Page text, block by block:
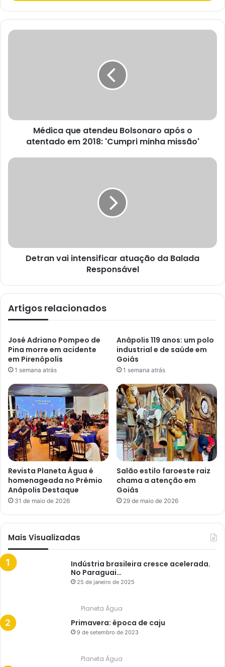
u
e
e
Médica que atendeu Bolsonaro após o
atentado em 2018: 'Cumpri minha missão'
Detran vai intensificar atuação da Balada
Responsável
Artigos relacionados
José Adriano Pompeo de
Pina morre em acidente
em Pirenópolis
1 semana atrás
Anápolis 119 anos: um polo
industrial e de saúde em
Goiás
1 semana atrás
Revista Planeta Água é
homenageada no Prêmio
Anápolis Destaque
31 de maio de 2026
Salão estilo faroeste raiz
chama a atenção em
Goiás
29 de maio de 2026
Mais Visualizadas
Indústria brasileira cresce acelerada.
No Paraguai…
25 de janeiro de 2025
Planeta Água
Primavera: época de caju
9 de setembro de 2023
Planeta Água